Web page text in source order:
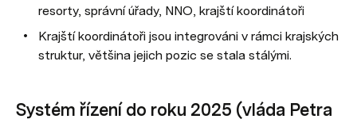
resorty, správní úřady, NNO, krajští koordinátoři
Krajští koordinátoři jsou integrováni v rámci krajských
struktur, většina jejich pozic se stala stálými.
Systém řízení do roku 2025 (vláda Petra